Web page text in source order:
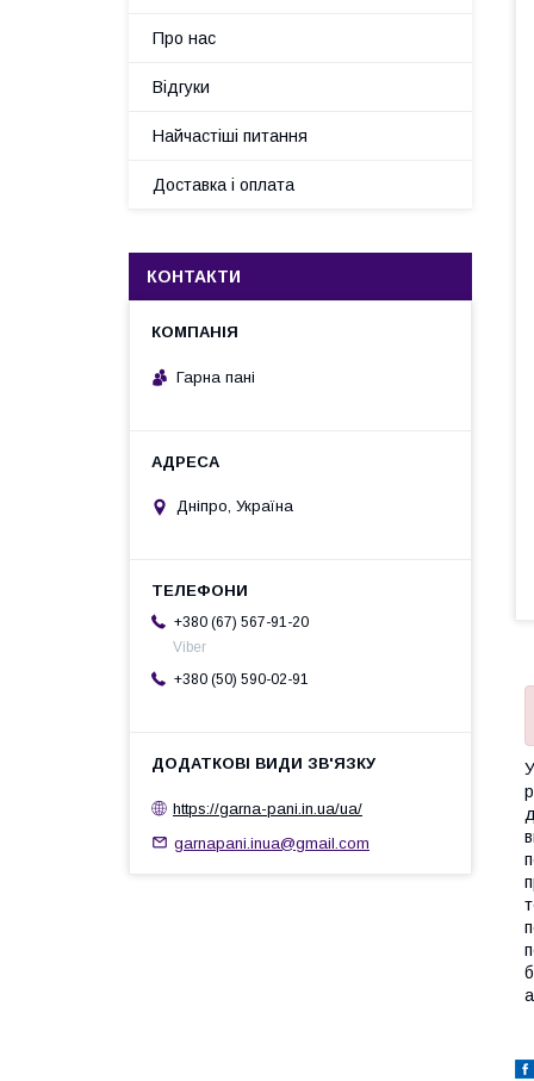
Про нас
Відгуки
Найчастіші питання
Доставка і оплата
КОНТАКТИ
Гарна пані
Дніпро, Україна
+380 (67) 567-91-20
Viber
+380 (50) 590-02-91
https://garna-pani.in.ua/ua/
garnapani.inua@gmail.com